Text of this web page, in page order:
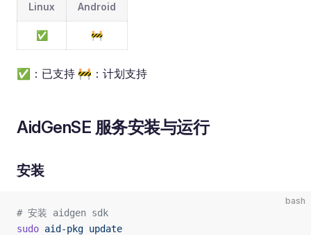
Linux Android
✅ 🚧
✅：已支持 🚧：计划支持
AidGenSE 服务安装与运行
安装
bash
# 安装 aidgen sdk
sudo aid-pkg update